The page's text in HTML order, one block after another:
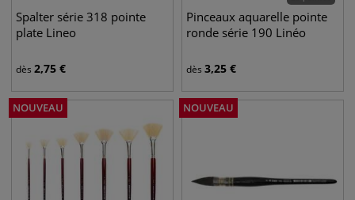
Spalter série 318 pointe
plate Lineo
dès 2,75 €
Pinceaux aquarelle pointe
ronde série 190 Linéo
dès 3,25 €
NOUVEAU NOUVEAU